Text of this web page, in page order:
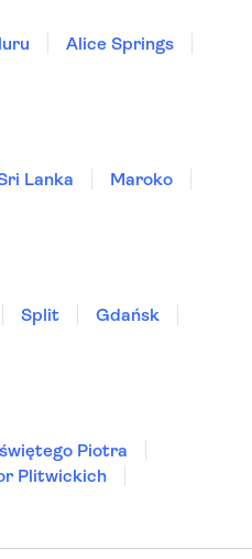
Alice Springs
Lanka
Maroko
Split
Gdańsk
Piotra
Plitwickich